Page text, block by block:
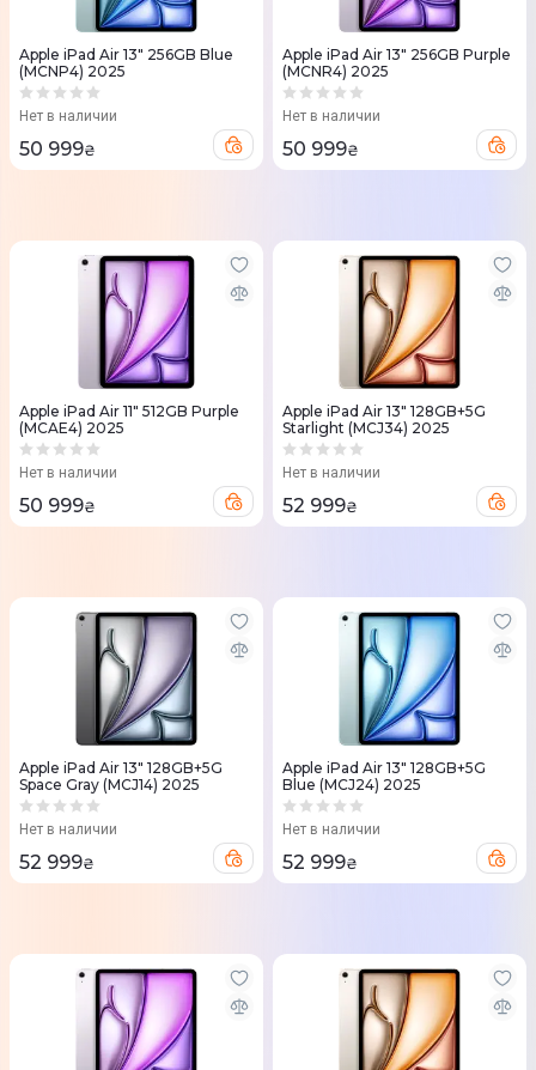
Apple iPad Air 13" 256GB Blue
(MCNP4) 2025
Нет в наличии
50 999₴
Apple iPad Air 13" 256GB Purple
(MCNR4) 2025
Нет в наличии
50 999₴
Apple iPad Air 11" 512GB Purple
(MCAE4) 2025
Нет в наличии
50 999₴
Apple iPad Air 13" 128GB+5G
Starlight (MCJ34) 2025
Нет в наличии
52 999₴
Apple iPad Air 13" 128GB+5G
Space Gray (MCJ14) 2025
Нет в наличии
52 999₴
Apple iPad Air 13" 128GB+5G
Blue (MCJ24) 2025
Нет в наличии
52 999₴